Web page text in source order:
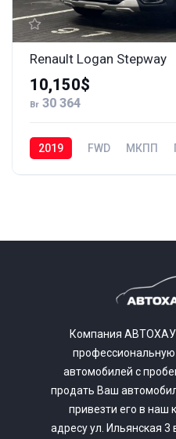
Renault Logan Stepway
10,150$
Br 30 364
2019 FWD МКПП
Компания
автомобилей с
продать Ваш
привезти его в наш
адресу ул. Ильянская